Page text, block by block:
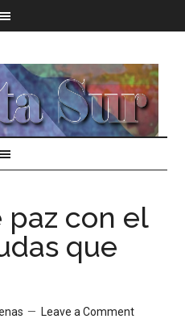
paz con el
que
Leave a Comment